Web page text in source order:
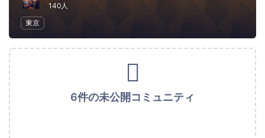
140人
東京
6件の未公開コミュニティ